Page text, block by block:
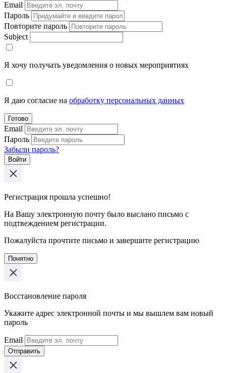
Email
Пароль
Повторите пароль
Subject
Я хочу получать уведомления о новых мероприятиях
Я даю согласие на обработку персональных данных
Готово
Email
Пароль
Забыли пароль?
Войти
Регистрация прошла успешно!
На Вашу электронную почту было выслано письмо с
подтвеждением регистрации.
Пожалуйста прочтите письмо и завершите регистрацию
Понятно
Восстановление пароля
Укажите адрес электронной почты и мы вышлем вам новый
пароль
Email
Отправить